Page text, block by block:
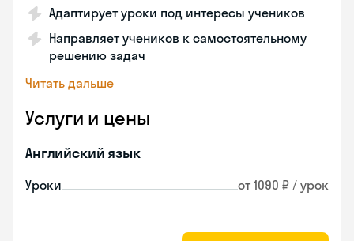
Адаптирует уроки под интересы учеников
Направляет учеников к самостоятельному
решению задач
Читать дальше
Услуги и цены
Английский язык
Уроки от 1090 ₽ / урок